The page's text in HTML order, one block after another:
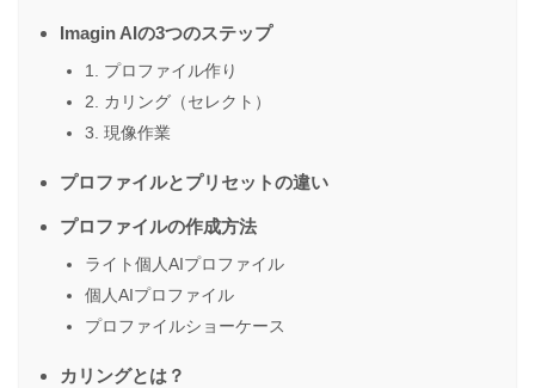
Imagin AIの3つのステップ
1. プロファイル作り
2. カリング（セレクト）
3. 現像作業
プロファイルとプリセットの違い
プロファイルの作成方法
ライト個人AIプロファイル
個人AIプロファイル
プロファイルショーケース
カリングとは？